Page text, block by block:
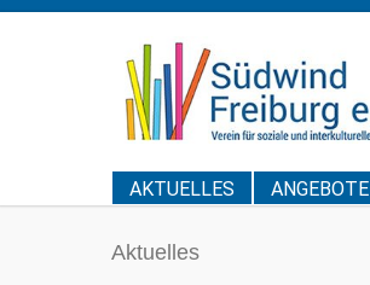
AKTUELLES ANGEBOTE
Aktuelles